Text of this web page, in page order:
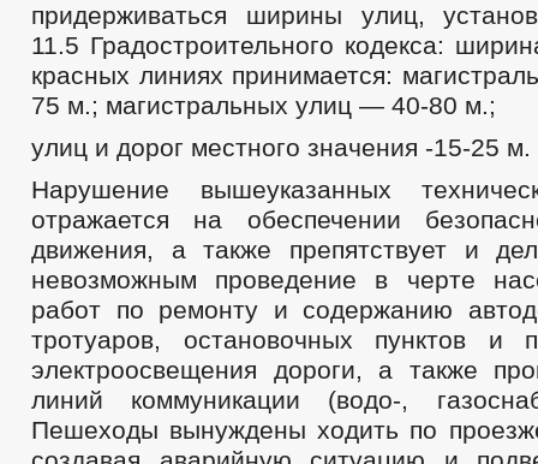
придерживаться ширины улиц,
11.5 Градостроительного кодекса:
красных линиях принимается:
75 м.; магистральных улиц — 40-80 м.;
улиц и дорог местного значения -15-25 м.
Нарушение вышеуказанных
отражается на обеспечении
движения, а также препятствует и
невозможным проведение в черте
работ по ремонту и содержанию
тротуаров, остановочных пунктов и
электроосвещения дороги, а также
линий коммуникации (водо-,
Пешеходы вынуждены ходить по